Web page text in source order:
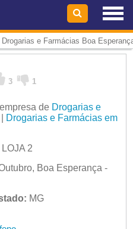
Drogarias e Farmácias Boa
3 1
de Drogarias e
Drogarias e Farmácias em
2
Boa Esperança -
MG